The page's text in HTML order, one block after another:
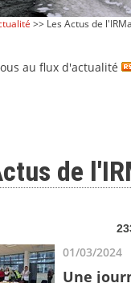
>> Les Actus de l'IRMa
au flux d'actualité
de
01/03/2024
Une